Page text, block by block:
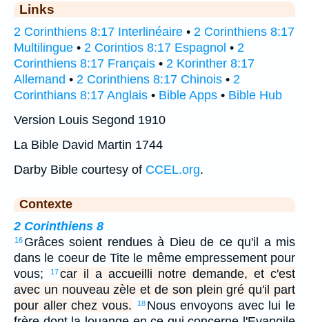
Links
2 Corinthiens 8:17 Interlinéaire • 2 Corinthiens 8:17
Multilingue • 2 Corintios 8:17 Espagnol • 2
Corinthiens 8:17 Français • 2 Korinther 8:17
Allemand • 2 Corinthiens 8:17 Chinois • 2
Corinthians 8:17 Anglais • Bible Apps • Bible Hub
Version Louis Segond 1910
La Bible David Martin 1744
Darby Bible courtesy of CCEL.org.
Contexte
2 Corinthiens 8
16 Grâces soient rendues à Dieu de ce qu'il a mis
dans le coeur de Tite le même empressement pour
vous;
17car il a accueilli notre demande, et c'est
avec un nouveau zèle et de son plein gré qu'il part
pour aller chez vous.
18 Nous envoyons avec lui le